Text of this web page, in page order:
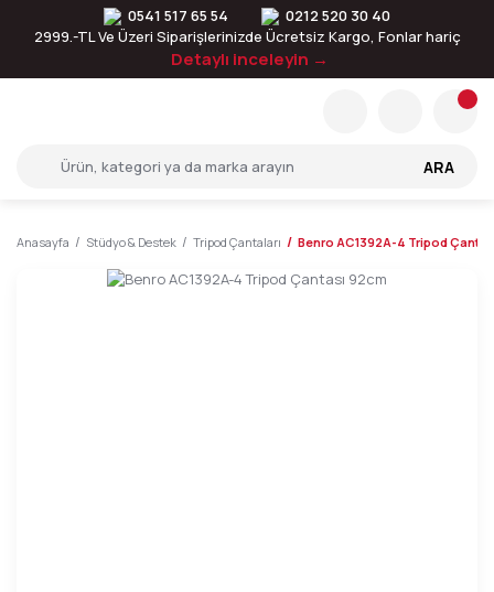
0541 517 65 54
0212 520 30 40
2999.-TL Ve Üzeri Siparişlerinizde Ücretsiz Kargo, Fonlar hariç
Detaylı inceleyin →
ARA
Anasayfa Stüdyo & Destek Tripod Çantaları Benro AC1392A-4 Tripod